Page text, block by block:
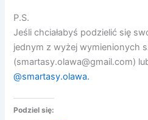
P.S.
Jeśli chciałabyś podzielić się
jednym z wyżej wymienionych
(smartasy.olawa@gmail.com)
@smartasy.olawa.
Podziel się: